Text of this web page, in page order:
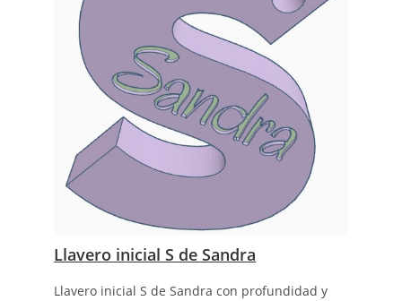
Llavero inicial S de Sandra
Llavero inicial S de Sandra con profundidad y